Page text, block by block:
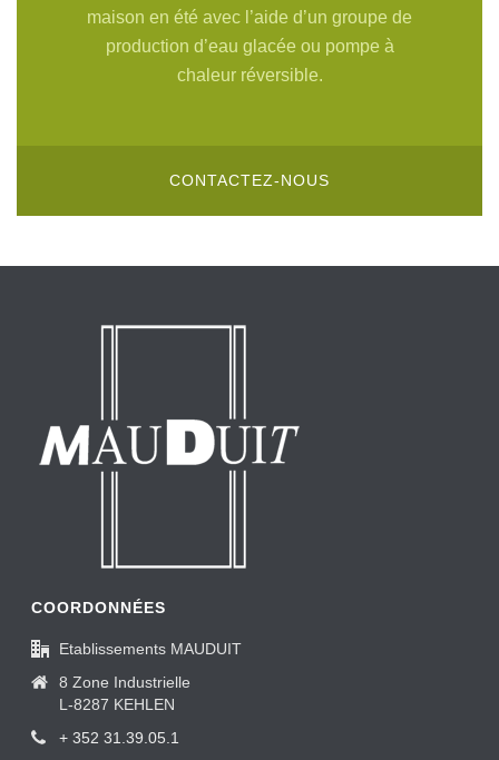
maison en été avec l’aide d’un groupe de
production d’eau glacée ou pompe à
chaleur réversible.
CONTACTEZ-NOUS
COORDONNÉES
Etablissements MAUDUIT
8 Zone Industrielle
L-8287 KEHLEN
+ 352 31.39.05.1